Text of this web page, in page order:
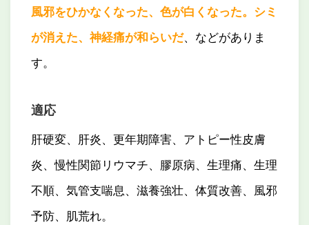
風邪をひかなくなった、色が白くなった。シミ
が消えた、神経痛が和らいだ、などがありま
す。
適応
肝硬変、肝炎、更年期障害、アトピー性皮膚
炎、慢性関節リウマチ、膠原病、生理痛、生理
不順、気管支喘息、滋養強壮、体質改善、風邪
予防、肌荒れ。